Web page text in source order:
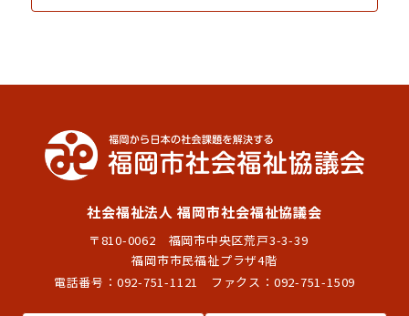
社会福祉法人 福岡市社会福祉協議会
〒810-0062 福岡市中央区荒戸3-3-39
福岡市市民福祉プラザ4階
電話番号： 092-751-1121 ファクス：092-751-1509